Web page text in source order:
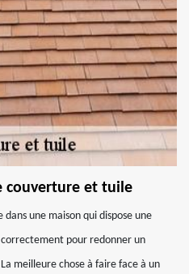
couverture et tuile
une maison qui dispose une
pour redonner un
meilleure chose à faire face à un